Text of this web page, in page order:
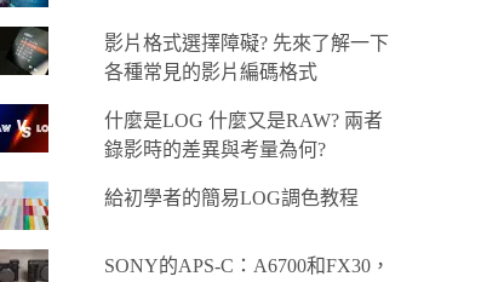
影片格式選擇障礙? 先來了解一下
各種常見的影片編碼格式
什麼是LOG 什麼又是RAW? 兩者
錄影時的差異與考量為何?
給初學者的簡易LOG調色教程
SONY的APS-C：A6700和FX30，